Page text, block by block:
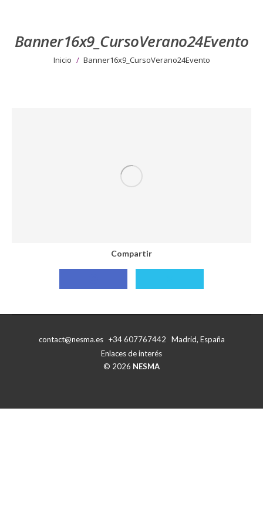
Banner16x9_CursoVerano24Evento
Estás aquí:
Inicio Banner16x9_CursoVerano24Evento
Compartir
Compartir
Compartir
contact@nesma.es +34 607767442 Madrid, España
Enlaces de interés
© 2026 NESMA